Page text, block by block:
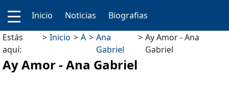
Inicio Noticias
Biografias
Estás
aquí:
Inicio A
Ana
Gabriel
Ay Amor - Ana
Gabriel
Ay Amor - Ana Gabriel